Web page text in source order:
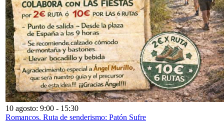
10 agosto: 9:00 - 15:30
Romancos. Ruta de senderismo: Patón Sufre